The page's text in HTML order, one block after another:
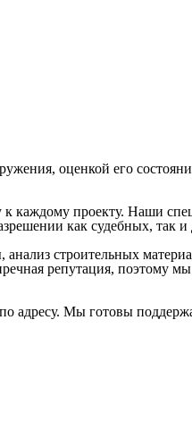
оценкой его
к каждому проекту. Наши
как судебных, так и
строительных
репутация, поэтому
адресу. Мы готовы